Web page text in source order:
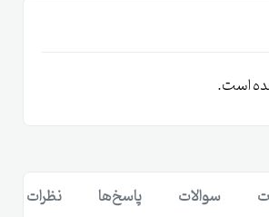
است.
سوالات پاسخ‌ها نظرات